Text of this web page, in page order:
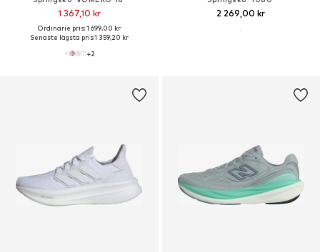
1 367,10 kr
Ordinarie pris: 1 699,00 kr
Senaste lägsta pris:1 359,20 kr
+2
2 269,00 kr